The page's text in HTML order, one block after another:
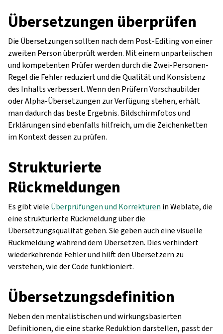
Übersetzungen überprüfen
Die Übersetzungen sollten nach dem Post-Editing von einer
zweiten Person überprüft werden. Mit einem unparteiischen
und kompetenten Prüfer werden durch die Zwei-Personen-
Regel die Fehler reduziert und die Qualität und Konsistenz
des Inhalts verbessert. Wenn den Prüfern Vorschaubilder
oder Alpha-Übersetzungen zur Verfügung stehen, erhält
man dadurch das beste Ergebnis. Bildschirmfotos und
Erklärungen sind ebenfalls hilfreich, um die Zeichenketten
im Kontext dessen zu prüfen.
Strukturierte
Rückmeldungen
Es gibt viele Überprüfungen und Korrekturen in Weblate, die
eine strukturierte Rückmeldung über die
Übersetzungsqualität geben. Sie geben auch eine visuelle
Rückmeldung während dem Übersetzen. Dies verhindert
wiederkehrende Fehler und hilft den Übersetzern zu
verstehen, wie der Code funktioniert.
Übersetzungsdefinition
Neben den mentalistischen und wirkungsbasierten
Definitionen, die eine starke Reduktion darstellen, passt der